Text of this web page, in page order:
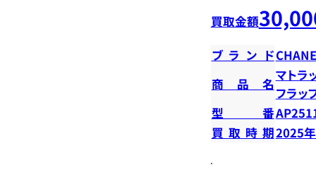
買取金額
ブランド
商品名
マトラ
フラッ
型番
買取時期2025